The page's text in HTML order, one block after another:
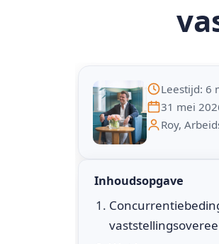
Leestijd: 6
31 mei
Roy,
Inhoudsopgave